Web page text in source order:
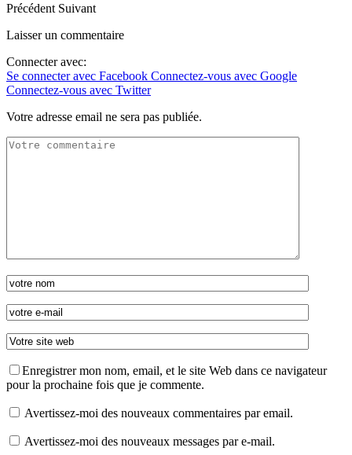
Précédent Suivant
Laisser un commentaire
Connecter avec:
Se connecter avec Facebook Connectez-vous avec Google
Connectez-vous avec Twitter
Votre adresse email ne sera pas publiée.
Enregistrer mon nom, email, et le site Web dans ce navigateur
pour la prochaine fois que je commente.
Avertissez-moi des nouveaux commentaires par email.
Avertissez-moi des nouveaux messages par e-mail.